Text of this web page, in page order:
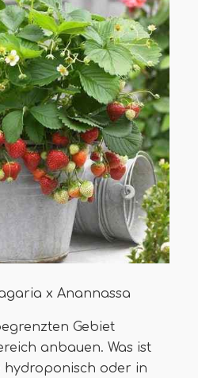
x Anannassa
Gebiet
anbauen. Was ist
hydroponisch oder in